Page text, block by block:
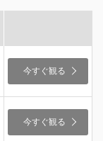
今すぐ観る
今すぐ観る